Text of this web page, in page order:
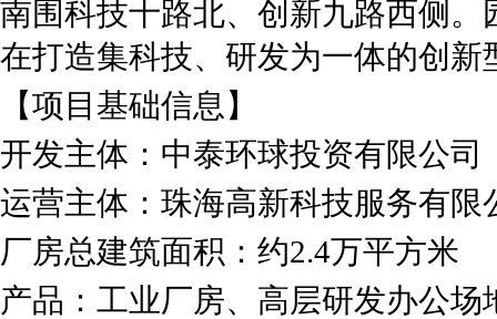
南围科技十路北、创新九路西侧
在打造集科技、研发为一体的创
【项目基础信息】
开发主体：中泰环球投资有限公司
运营主体：珠海高新科技服务有限
厂房总建筑面积：约2.4万平方米
产品：工业厂房、高层研发办公场